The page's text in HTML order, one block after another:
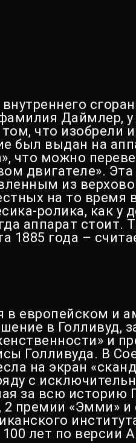
Даймлер, у
что изобрели
был выдан на
что можно
двигателе».
из
на то время
ролика, как у
аппарат стоит.
1885 года –
в европейском и
в Голливуд,
и
Голливуда. В
на экран
с
за всю историю
2 премии «Эмми»
лет по версии